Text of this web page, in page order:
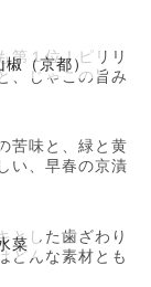
椒（京都）
第１位！ピリリ
、じゃこの旨み
苦味と、緑と黄
い、早春の京漬
菜
とした歯ざわり
どんな素材とも